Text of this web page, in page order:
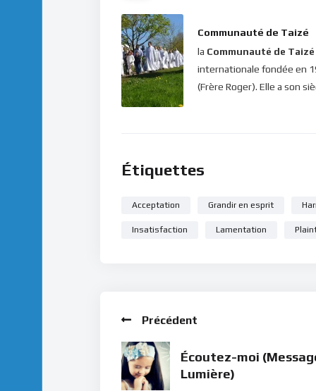
mange avec joie ton pain, et bois gaiement
Qu’en tout temps tes vêtements soient
avec la femme que tu aimes, pendant tous
pendant tous les jours de ta vanité; car
soleil.” Au lieu donc de continuellement se
nous pourrons faire grandir notre esprit et
Communauté de Taizé
la Communauté de Taizé
internationale fondée en
(Frère Roger). Elle a son
Étiquettes
Acceptation Grandir en esprit
Insatisfaction Lamentation
Précédent
Écoutez-moi
Lumière)